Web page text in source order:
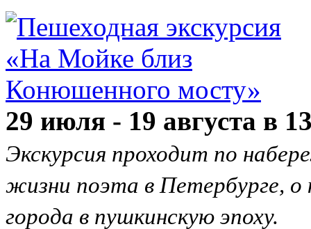
29 июля - 19 августа в
Экскурсия проходит по
жизни поэта в Петербурге,
города в пушкинскую эпоху.